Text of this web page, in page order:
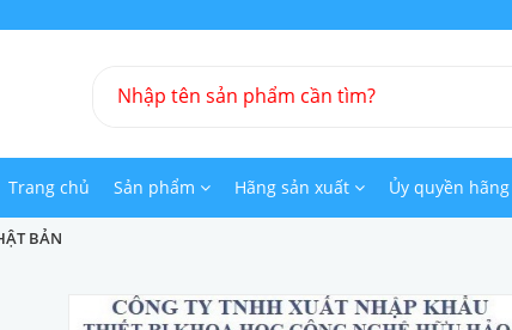
Trang chủ Sản phẩm Hãng sản xuất Ủy quyền hãng
BẢN